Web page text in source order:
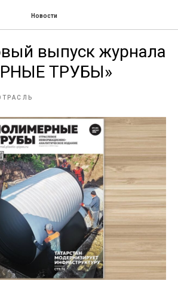
Новости
выпуск журнала
ТРУБЫ»